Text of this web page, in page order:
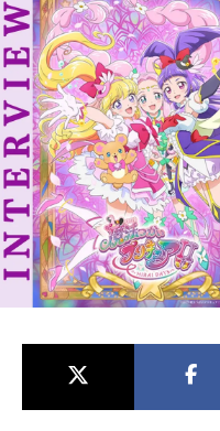
2.5次元 配信・Vtuber
最新記事一覧
アニメ記事一覧
アニメ映画一覧
今期アニメ曜日別一覧
春アニメ
男性声優/女性声優一覧